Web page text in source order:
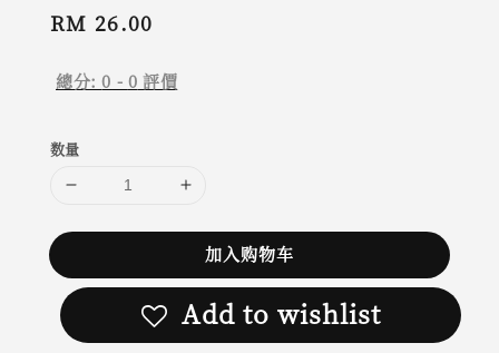
Regular
RM 26.00
總分:0 - 0 評價
数量
加入购物车
Add to wishlist